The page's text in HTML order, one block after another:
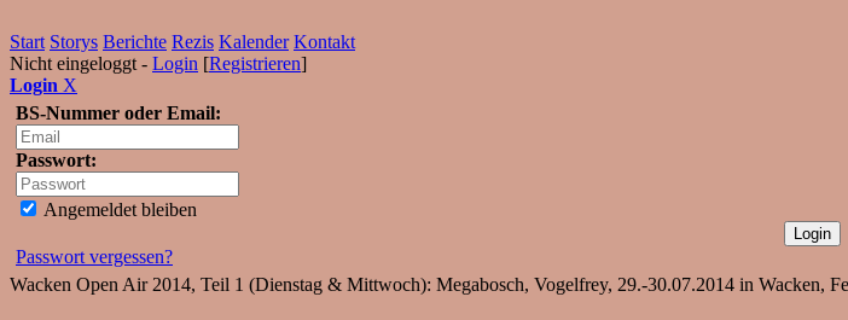
Start Storys Berichte Rezis Kalender Kontakt
Nicht eingeloggt - Login [Registrieren]
Login X
BS-Nummer oder Email:
Passwort:
Angemeldet bleiben
Passwort vergessen?
Wacken Open Air 2014, Teil 1 (Dienstag & Mittwoch): Megabosch, Vogelfrey, 29.-30.07.2014 in Wacken,